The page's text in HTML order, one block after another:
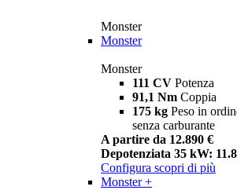
Monster
Monster
Monster
111 CV Potenza
91,1 Nm Coppia
175 kg Peso in
senza carburante
A partire da 12.890 €
Depotenziata 35 kW:
Configura scopri di più
Monster +